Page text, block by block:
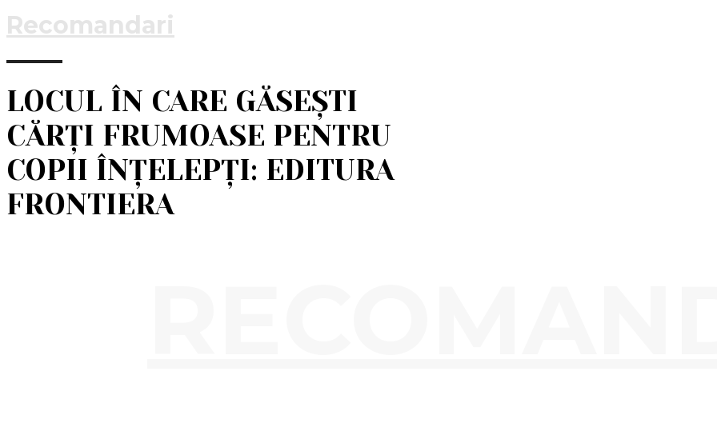
Recomandari
LOCUL ÎN CARE GĂSEȘTI
CĂRȚI FRUMOASE PENTRU
COPII ÎNȚELEPȚI: EDITURA
FRONTIERA